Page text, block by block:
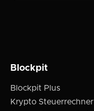
Blockpit
Blockpit Plus
Krypto Steuerrechner